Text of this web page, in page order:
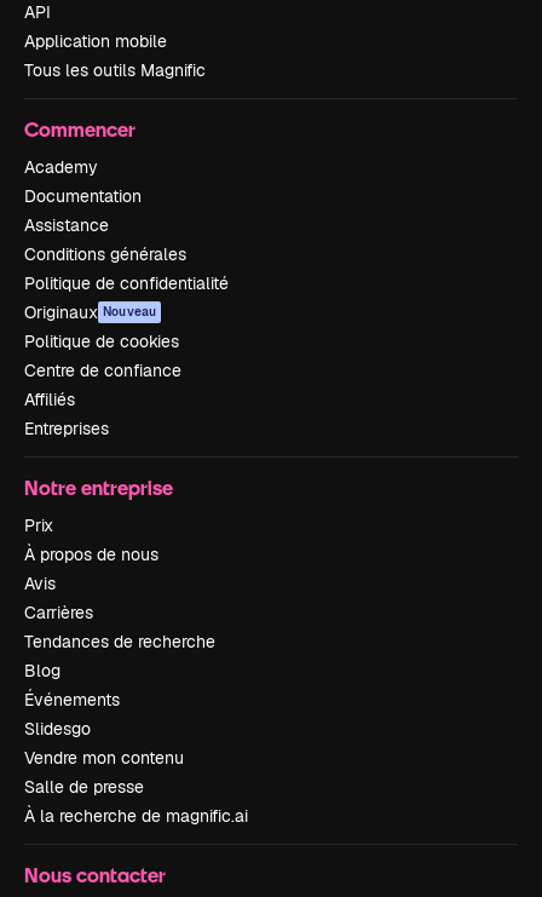
API
Application mobile
Tous les outils Magnific
Commencer
Academy
Documentation
Assistance
Conditions générales
Politique de confidentialité
Originaux Nouveau
Politique de cookies
Centre de confiance
Affiliés
Entreprises
Notre entreprise
Prix
À propos de nous
Avis
Carrières
Tendances de recherche
Blog
Événements
Slidesgo
Vendre mon contenu
Salle de presse
À la recherche de magnific.ai
Nous contacter